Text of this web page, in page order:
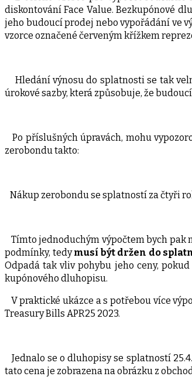
diskontování Face Value. Bezkupónové
jeho budoucí prodej nebo vypořádání ve
vzorce označené červeným křížkem
Hledání výnosu do splatnosti se tak
úrokové sazby, která způsobuje, že
Po příslušných úpravách, mohu
zerobondu takto:
Nákup zerobondu se splatností za čtyři
Tímto jednoduchým výpočtem bych pak
podmínky, tedymusí být držen do
Odpadá tak vliv pohybu jeho ceny,
kupónového dluhopisu.
V praktické ukázce a s potřebou více
Treasury Bills APR25 2023.
Jednalo se o dluhopisy se splatností
tato cena je zobrazena na obrázku z